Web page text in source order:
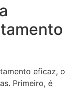
eficaz, o
Primeiro, é